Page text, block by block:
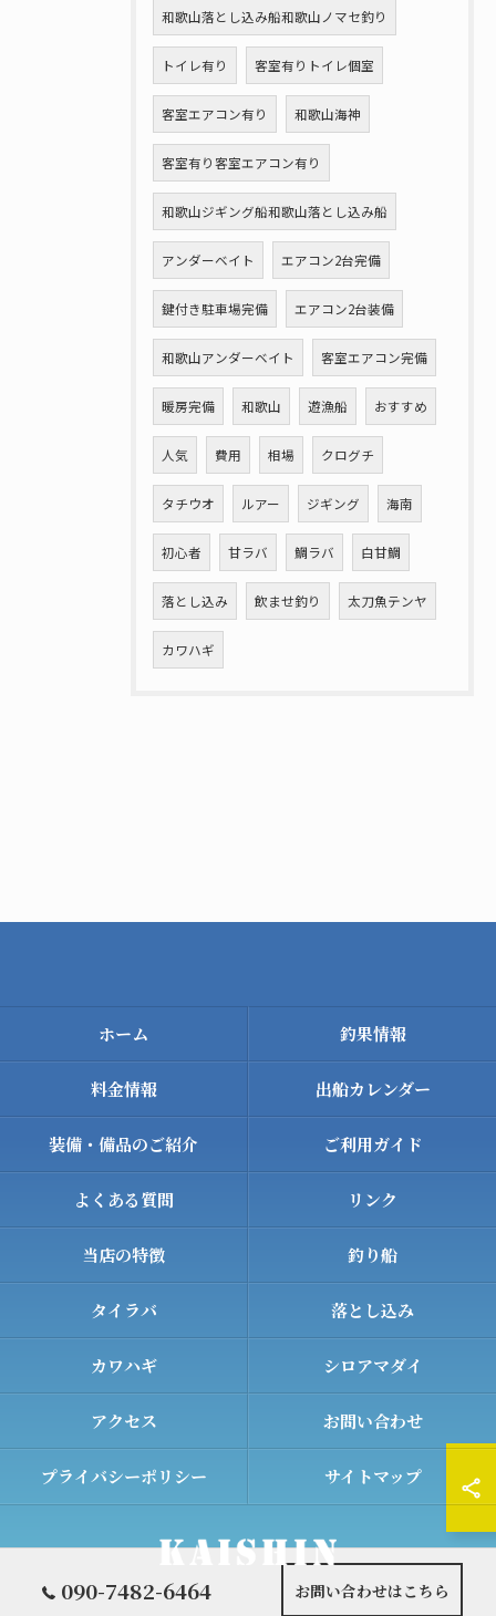
和歌山落とし込み船和歌山ノマセ釣り
トイレ有り 客室有りトイレ個室
客室エアコン有り 和歌山海神
客室有り客室エアコン有り
和歌山ジギング船和歌山落とし込み船
アンダーベイト エアコン2台完備
鍵付き駐車場完備 エアコン2台装備
和歌山アンダーベイト 客室エアコン完備
暖房完備 和歌山 遊漁船 おすすめ
人気 費用 相場 クログチ
タチウオ ルアー ジギング 海南
初心者 甘ラバ 鯛ラバ 白甘鯛
落とし込み 飲ませ釣り 太刀魚テンヤ
カワハギ
090-7482-6464 お問い合わせはこちら
ホーム 釣果情報
料金情報 出船カレンダー
装備・備品のご紹介 ご利用ガイド
よくある質問 リンク
当店の特徴 釣り船
タイラバ 落とし込み
カワハギ シロアマダイ
アクセス お問い合わせ
プライバシーポリシー サイトマップ